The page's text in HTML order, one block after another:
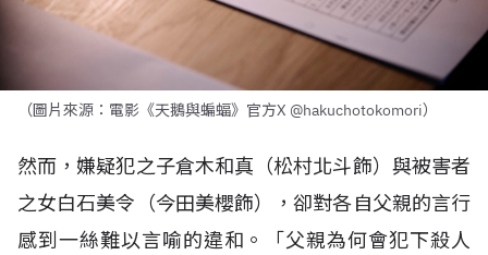
（圖片來源：電影《天鵝與蝙蝠》官方X @hakuchotokomori）
然而，嫌疑犯之子倉木和真（松村北斗飾）與被害者
之女白石美令（今田美櫻飾），卻對各自父親的言行
感到一絲難以言喻的違和。「父親為何會犯下殺人